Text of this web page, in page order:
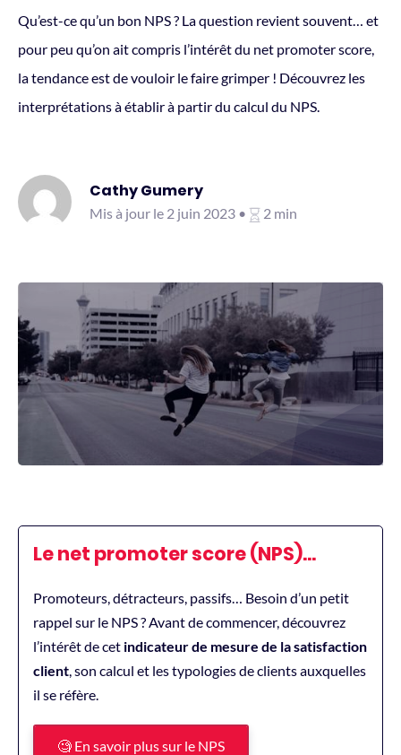
Qu’est-ce qu’un bon NPS ? La question revient souvent… et
pour peu qu’on ait compris l’intérêt du net promoter score,
la tendance est de vouloir le faire grimper ! Découvrez les
interprétations à établir à partir du calcul du NPS.
Cathy Gumery
Mis à jour le 2 juin 2023 • 2 min
Le net promoter score (NPS)…
Promoteurs, détracteurs, passifs… Besoin d’un petit
rappel sur le NPS ? Avant de commencer, découvrez
l’intérêt de cet indicateur de mesure de la satisfaction
client , son calcul et les typologies de clients auxquelles
il se réfère.
🧐 En savoir plus sur le NPS